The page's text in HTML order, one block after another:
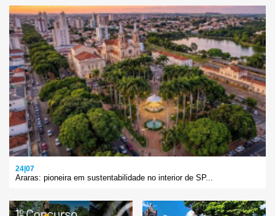
24|07
Araras: pioneira em sustentabilidade no interior de SP...